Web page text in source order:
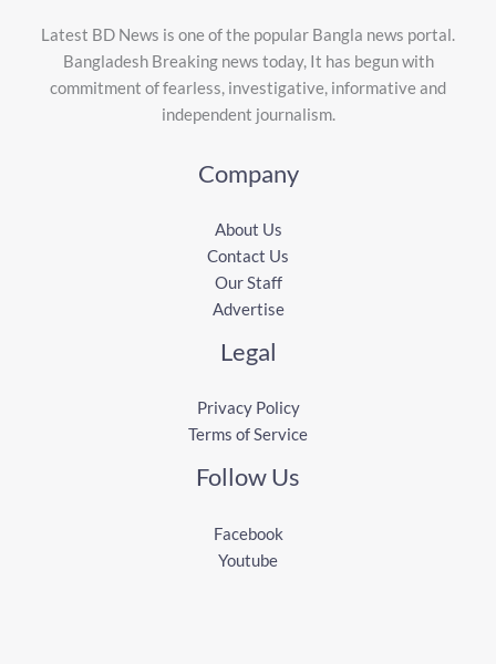
Latest BD News is one of the popular Bangla news portal.
Bangladesh Breaking news today, It has begun with
commitment of fearless, investigative, informative and
independent journalism.
Company
About Us
Contact Us
Our Staff
Advertise
Legal
Privacy Policy
Terms of Service
Follow Us
Facebook
Youtube